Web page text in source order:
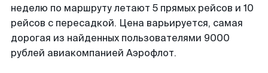
неделю по маршруту летают 5 прямых рейсов и 10
рейсов с пересадкой. Цена варьируется, самая
дорогая из найденных пользователями 9000
рублей авиакомпанией Аэрофлот.